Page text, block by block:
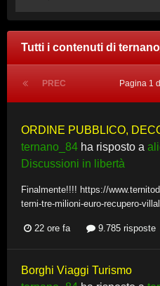
Tutti i contenuti di
PREC Pagina 1
ORDINE PUBBLICO,
ternano_84 ha risposto a
Discussioni in libertà
Finalmente!!!! https://
terni-tre-milioni-euro-recupero-
22 ore fa 9.785 risposte
Borghi Viaggi Turismo